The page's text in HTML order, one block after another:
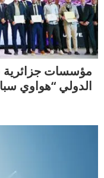
مؤسسات جزائرية
الدولي “هواوي